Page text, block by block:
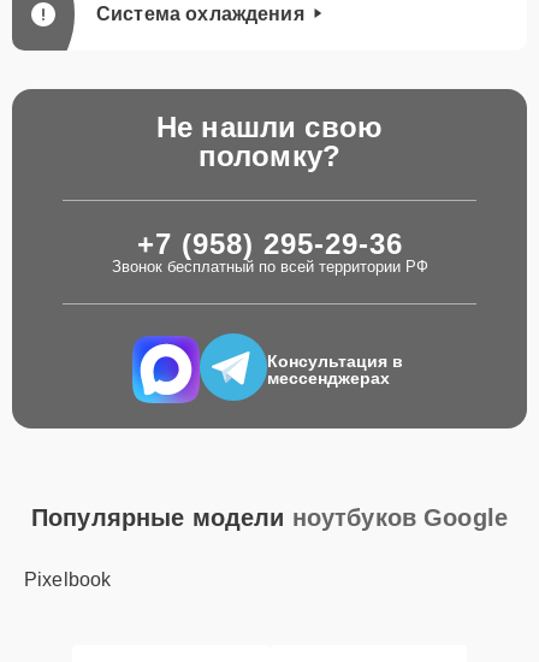
Система охлаждения
Не нашли свою
поломку?
+7 (958) 295-29-36
Звонок бесплатный по всей территории РФ
Консультация в
мессенджерах
Популярные модели ноутбуков Google
Pixelbook